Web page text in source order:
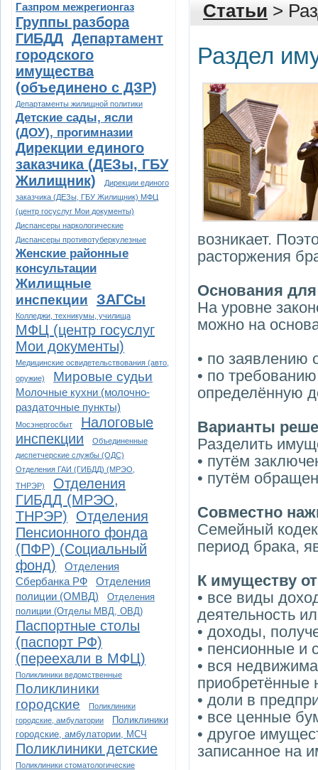
Статьи >
Раздел
возникает.
расторжения
Основания
На уровне
можно на
• по заявлению
• по
определённую
Варианты
Разделить
• путём
• путём
Совместно
Семейный
период брака,
К имуществу
• все виды
деятельность
• доходы,
• пенсионные и
• вся
приобретённые
• доли в
• все ценные
• другое
записанное на
Газпром межрегионгаз
Группы разбора
ГИБДД Департамент
городского
имущества
(объединено с ДЗР)
Департаменты жилищной политики
Детские сады, ясли
(ДОУ), прогимназии
Дирекции единого
заказчика (ДЕЗы, ГБУ
Жилищник)
Дирекции единого
заказчика (ДЕЗы, ГБУ Жилищник) МФЦ
(центр госуслуг Мои документы)
Диспансеры наркологические
Диспансеры противотуберкулезные
Женские районные
консультации
Жилищные
инспекции
ЗАГСы
Колледжи, техникумы, училища
МФЦ (центр госуслуг
Мои документы)
Медицинские освидетельствования (авто,
оружие)
Мировые судьи
Молочные кухни (молочно-
раздаточные пункты)
Мосэнергосбыт
Налоговые
инспекции
Объединенные
диспетчерские службы (ОДС)
Отделения ГАИ (ГИБДД) (МРЭО,
ТНРЭР)
Отделения
ГИБДД (МРЭО,
ТНРЭР)
Отделения
Пенсионного фонда
(ПФР) (Социальный
фонд)
Отделения
Сбербанка РФ
Отделения
полиции (ОМВД)
Отделения
полиции (Отделы МВД, ОВД)
Паспортные столы
(паспорт РФ)
(переехали в МФЦ)
Поликлиники ведомственные
Поликлиники
городские
Поликлиники
городские, амбулатории
Поликлиники
городские, амбулатории, МСЧ
Поликлиники детские
Поликлиники стоматологические